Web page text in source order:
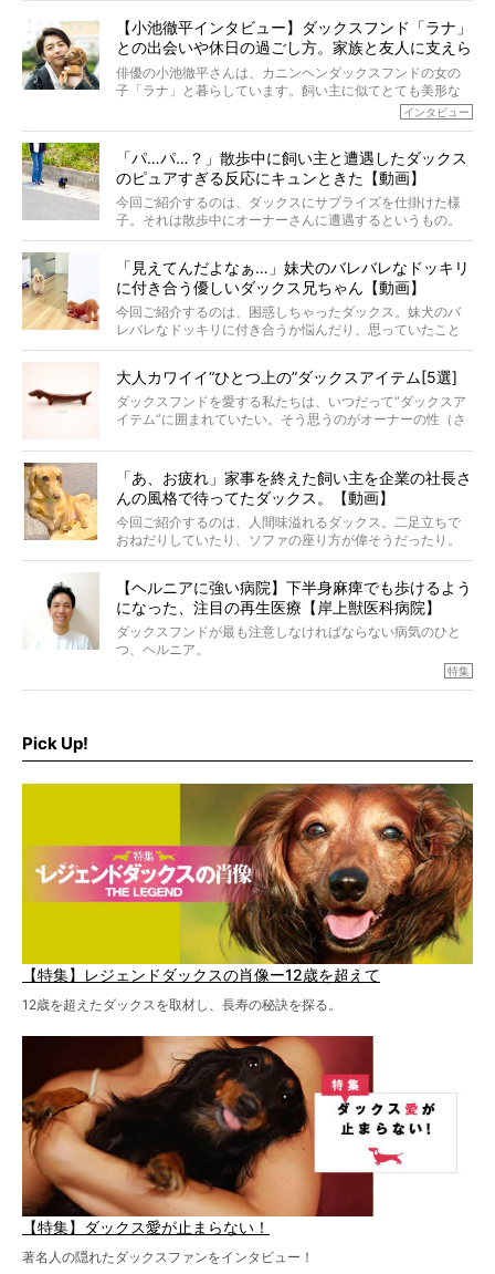
か届きますように。
く」というオーナーさんのポリシーのもと、甘やかさずに
育てられ、18歳になるまで定期検査すらしたことがなかっ
たというココアくん。果たしてその長生きの秘訣とは。
【小池徹平インタビュー】ダックスフンド「ラナ」
との出会いや休日の過ごし方。家族と友人に支えら
れてー
俳優の小池徹平さんは、カニンヘンダックスフンドの女の
子「ラナ」と暮らしています。飼い主に似てとても美形な
ラナは、現在８才。小池さんのインスタグラムでは、ラナ
ケメンから愛されているラナは、去年の誕生日に小池さん
からプレゼントしてもらったハーネスをつけて撮影に参加
してくれました。
インタビュー
「パ…パ…？」散歩中に飼い主と遭遇したダックス
のピュアすぎる反応にキュンときた【動画】
今回ご紹介するのは、ダックスにサプライズを仕掛けた様
子。それは散歩中にオーナーさんに遭遇するというもの。
戸惑って歩きを止めたり、すぐに気付いて追いかけたり、
「見えてんだよなぁ…」妹犬のバレバレなドッキリ
に付き合う優しいダックス兄ちゃん【動画】
今回ご紹介するのは、困惑しちゃったダックス。妹犬のバ
レバレなドッキリに付き合うか悩んだり、思っていたこと
と違う事態に陥ったり。そんなお悩み全開なダックスの様
大人カワイイ“ひとつ上の”ダックスアイテム[5選]
ダックスフンドを愛する私たちは、いつだって“ダックスア
イテム”に囲まれていたい。そう思うのがオーナーの性（さ
ムをご紹介。
「あ、お疲れ」家事を終えた飼い主を企業の社長さ
んの風格で待ってたダックス。【動画】
今回ご紹介するのは、人間味溢れるダックス。二足立ちで
おねだりしていたり、ソファの座り方が偉そうだったり。
今にも言葉を発しそうなダックスの姿は、もう人間にしか
【ヘルニアに強い病院】下半身麻痺でも歩けるよう
になった、注目の再生医療【岸上獣医科病院】
ダックスフンドが最も注意しなければならない病気のひと
つ、ヘルニア。
特集『ヘルニアに、負けない』では、ヘルニアに強い動物
を点滴投与する治療により、歩けなかった子が投与37日で
特集
Pick Up!
【特集】レジェンドダックスの肖像ー12歳を超えて
12歳を超えたダックスを取材し、長寿の秘訣を探る。
【特集】ダックス愛が止まらない！
著名人の隠れたダックスファンをインタビュー！